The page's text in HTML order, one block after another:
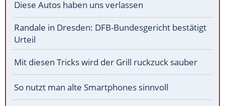
Diese Autos haben uns verlassen
Randale in Dresden: DFB-Bundesgericht bestätigt
Urteil
Mit diesen Tricks wird der Grill ruckzuck sauber
So nutzt man alte Smartphones sinnvoll